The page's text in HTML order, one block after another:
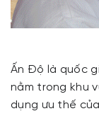
Ấn Độ là quốc
nằm trong khu
dụng ưu thế